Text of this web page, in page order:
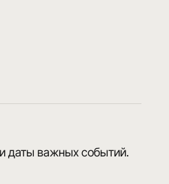
даты важных событий.